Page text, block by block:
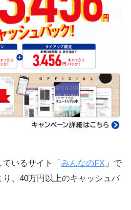
いるサイト「 みんなのFX 」で
、40万円以上のキャッシュバ